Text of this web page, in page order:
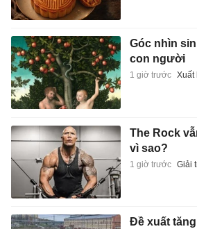
Góc nhìn
con người
1 giờ trước Xuất
The Rock
vì sao?
1 giờ trước Giải
Đề xuất